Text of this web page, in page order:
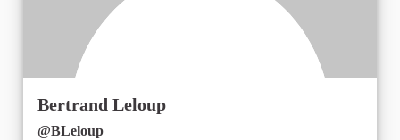
Bertrand Leloup
@BLeloup